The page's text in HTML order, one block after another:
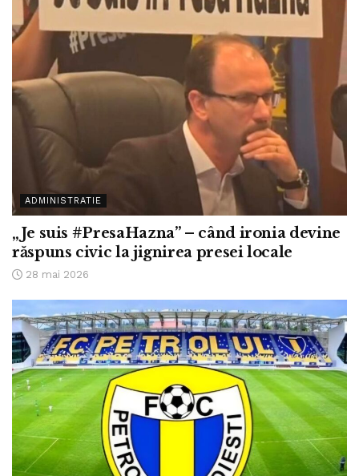
ADMINISTRATIE
„Je suis #PresaHazna” – când ironia devine
răspuns civic la jignirea presei locale
28 mai 2026